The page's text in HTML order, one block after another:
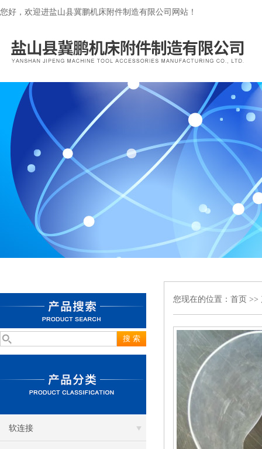
您好，欢迎进盐山县冀鹏机床附件制造有限公司网站！
软连接
您现在的位置： 首页 >>